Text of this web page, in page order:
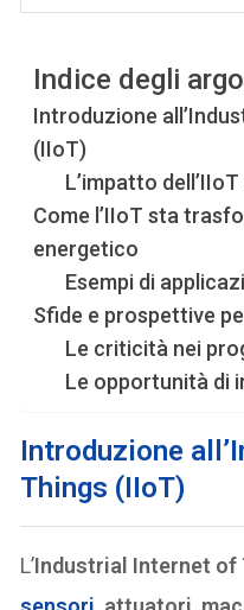
Indice degli
Introduzione
(IIoT)
L’impatto
Come l’IIoT sta
energetico
Esempi di
Sfide e prospettive
Le criticità nei
Le opportunità di
Introduzione
Things (IIoT)
L’Industrial Internet of